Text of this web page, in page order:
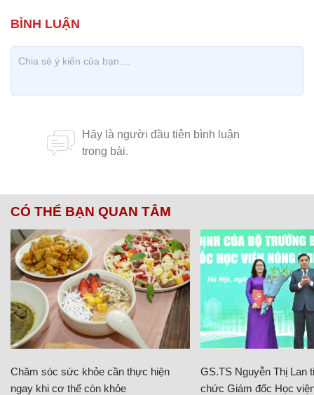
CÓ THỂ BẠN QUAN TÂM
Chăm sóc sức khỏe cần thực hiện
ngay khi cơ thể còn khỏe
GS.TS Nguyễn Thị Lan
chức Giám đốc Học